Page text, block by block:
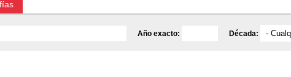
Año exacto: Década: